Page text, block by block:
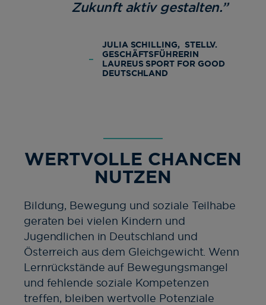
Zukunft aktiv gestalten.”
JULIA SCHILLING, STELLV.
GESCHÄFTSFÜHRERIN
LAUREUS SPORT FOR GOOD
DEUTSCHLAND
WERTVOLLE CHANCEN
NUTZEN
Bildung, Bewegung und soziale Teilhabe
geraten bei vielen Kindern und
Jugendlichen in Deutschland und
Österreich aus dem Gleichgewicht. Wenn
Lernrückstände auf Bewegungsmangel
und fehlende soziale Kompetenzen
treffen, bleiben wertvolle Potenziale